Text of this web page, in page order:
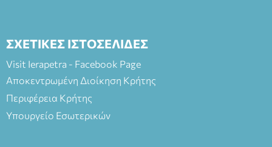
ΣΧΕΤΙΚΕΣ ΙΣΤΟΣΕΛΙΔΕΣ
Visit Ierapetra - Facebook Page
Αποκεντρωμένη Διοίκηση Κρήτης
Περιφέρεια Κρήτης
Υπουργείο Εσωτερικών